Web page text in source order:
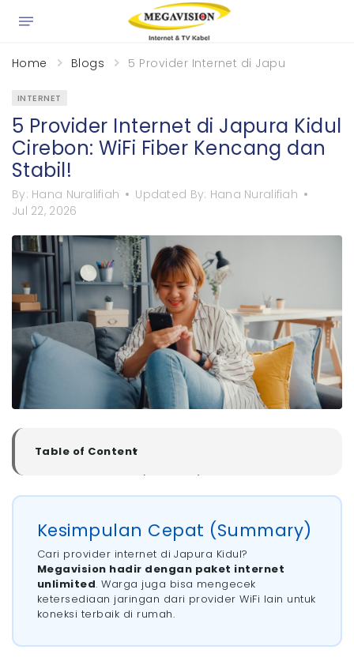
Home Blogs 5 Provider Internet di Japura Kidul
INTERNET
5 Provider Internet di Japura Kidul
Cirebon: WiFi Fiber Kencang dan
Stabil!
By: Hana Nuralifiah Updated By: Hana Nuralifiah
Jul 22, 2026
Table of Content
▼
Rekomendasi Pasang WiFi di Kelurahan Japura Kidul,
- 1. Megavision: WiFi Terbaik untuk Keluarga
- 2. MyRepublic: WiFi untuk Gamers
- 3. IndiHome dan ICONNET: WiFi Jangkauan
Terluas di Indonesia
- 4. Fibertrust: WiFi Lokal di Cirebon
Tips Memilih WiFi yang Bagus di Kelurahan Japura
Sudah Siapkah Anda Menghadapi Era Digital di
Kesimpulan Cepat (Summary)
Cari provider internet di Japura Kidul?
Megavision hadir dengan paket internet
unlimited. Warga juga bisa mengecek
ketersediaan jaringan dari provider WiFi lain untuk
koneksi terbaik di rumah.